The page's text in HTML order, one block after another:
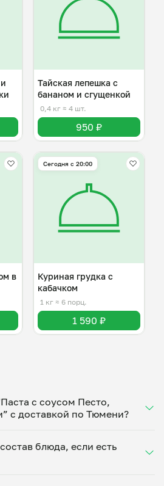
Тайская лепешка с
бананом и сгущенкой
0,4 кг ≈ 4 шт.
950 ₽
в
Сегодня с 20:00
Куриная грудка с
кабачком
1 кг ≈ 6 порц.
1 590 ₽
с соусом Песто,
с доставкой по Тюмени?
— и получите свежее
порции прямо с плиты.
блюда, если есть